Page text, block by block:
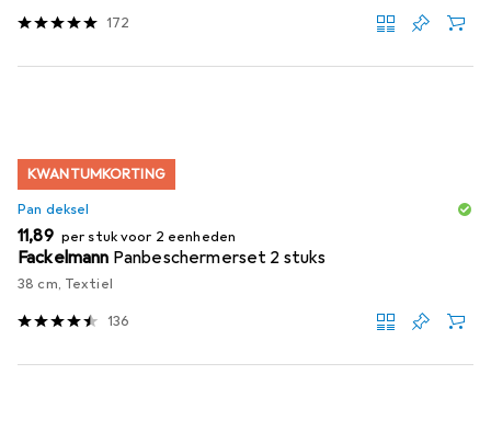
172
KWANTUMKORTING
Pan deksel
EUR
11,89 per stuk voor 2 eenheden
Fackelmann Panbeschermerset 2 stuks
38 cm, Textiel
136